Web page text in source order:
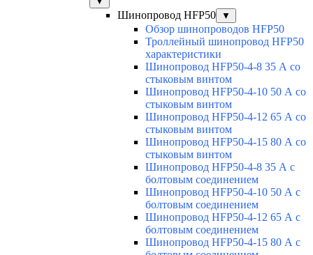
Шинопровод HFP50 ▼
Обзор шинопроводов HFP50
Троллейный шинопровод HFP50
характеристики
Шинопровод HFP50-4-8 35 А со
стыковым винтом
Шинопровод HFP50-4-10 50 А со
стыковым винтом
Шинопровод HFP50-4-12 65 А со
стыковым винтом
Шинопровод HFP50-4-15 80 А со
стыковым винтом
Шинопровод HFP50-4-8 35 А с
болтовым соединением
Шинопровод HFP50-4-10 50 А с
болтовым соединением
Шинопровод HFP50-4-12 65 А с
болтовым соединением
Шинопровод HFP50-4-15 80 А с